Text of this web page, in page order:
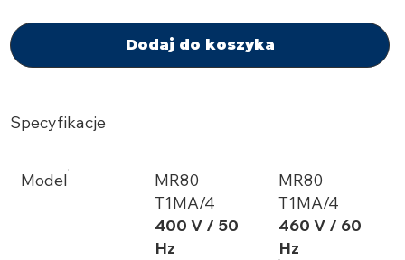
Dodaj do koszyka
Specyfikacje
Model
MR80
T1MA/4
400 V / 50
Hz
MR80
T1MA/4
460 V / 60
Hz